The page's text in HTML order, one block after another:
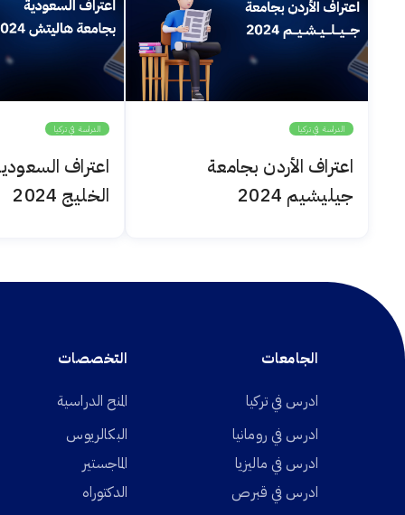
الدراسة في تركيا
اعتراف الأردن بجامعة
جيليشيم 2024
الدراسة في تركيا
اعتراف
الخليج 2024
الجامعات
ادرس في تركيا
ادرس في رومانيا
ادرس في ماليزيا
ادرس في قبرص
التخصصات
المنح الدراسية
البكالريوس
الماجستير
الدكتوراه